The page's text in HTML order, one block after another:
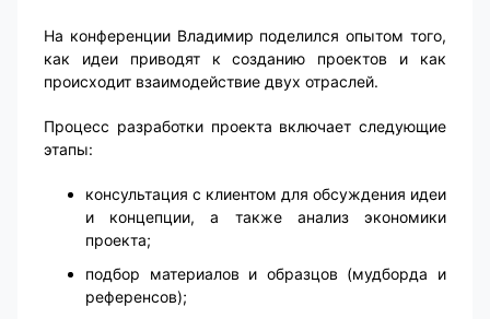
На конференции Владимир поделился опытом того,
как идеи приводят к созданию проектов и как
происходит взаимодействие двух отраслей.
Процесс разработки проекта включает следующие
этапы:
консультация с клиентом для обсуждения идеи
и концепции, а также анализ экономики
проекта;
подбор материалов и образцов (мудборда и
референсов);